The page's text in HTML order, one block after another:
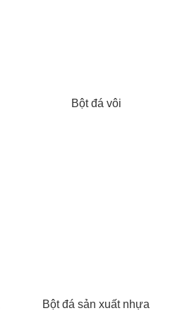
Bột đá vôi
Bột đá sản xuất nhựa